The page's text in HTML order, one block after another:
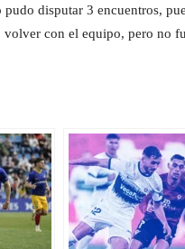
disputar 3 encuentros,
con el equipo, pero no